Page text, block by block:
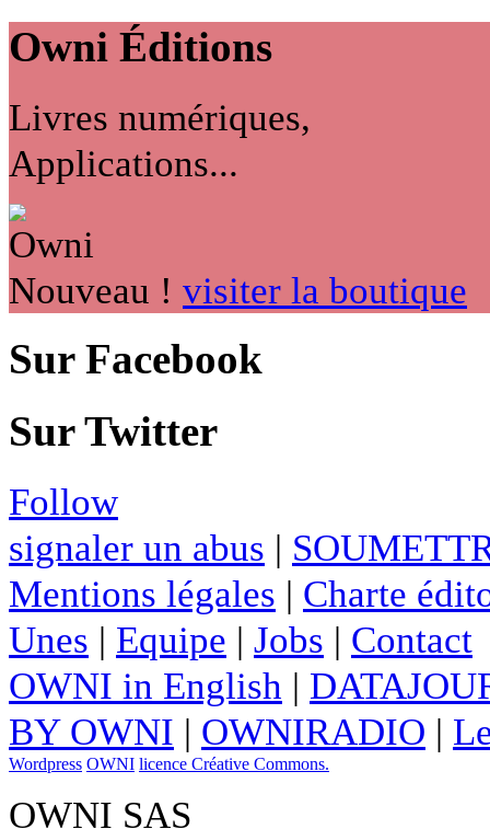
Owni Éditions
Livres numériques,
Applications...
Nouveau ! visiter la boutique
Sur Facebook
Sur Twitter
Follow
signaler un abus |
Mentions légales | Charte
Unes | Equipe | Jobs | Contact
OWNI in English |
BY OWNI | OWNIRADIO |
Wordpress OWNI licence Créative Commons.
OWNI SAS